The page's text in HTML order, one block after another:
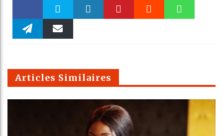
Faceboo Twitter
m
Articles Similaires